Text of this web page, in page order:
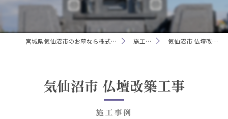
宮城県気仙沼市のお墓なら株式会社いしや 施工事例 気仙沼市 仏壇改築工事
施工事例
気仙沼市 仏壇改築工事